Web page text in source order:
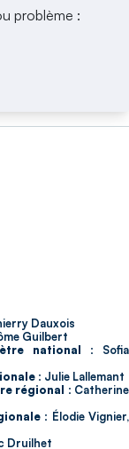
problème :
Dauxois
Guilbert
national : Sofia
: Julie Lallemant
régional : Catherine
: Élodie Vignier,
Druilhet